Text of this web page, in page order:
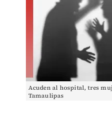
Acuden al hospital, tres
Tamaulipas